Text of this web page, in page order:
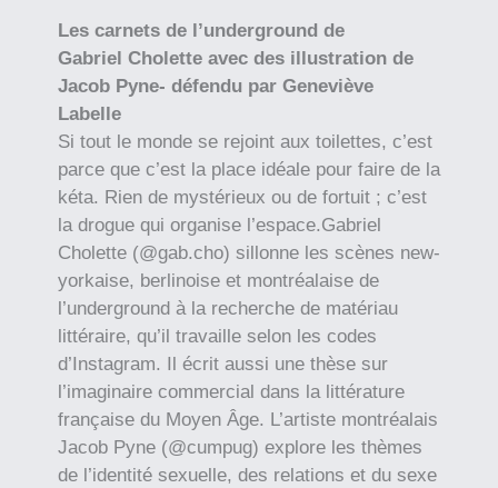
Les carnets de l’underground de
Gabriel Cholette avec des illustration de
Jacob Pyne- défendu par Geneviève
Labelle
Si tout le monde se rejoint aux toilettes, c’est
parce que c’est la place idéale pour faire de la
kéta. Rien de mystérieux ou de fortuit ; c’est
la drogue qui organise l’espace.Gabriel
Cholette (@gab.cho) sillonne les scènes new-
yorkaise, berlinoise et montréalaise de
l’underground à la recherche de matériau
littéraire, qu’il travaille selon les codes
d’Instagram. Il écrit aussi une thèse sur
l’imaginaire commercial dans la littérature
française du Moyen Âge. L’artiste montréalais
Jacob Pyne (@cumpug) explore les thèmes
de l’identité sexuelle, des relations et du sexe